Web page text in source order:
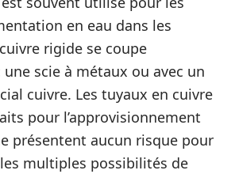
en eau dans les
rigide se coupe
scie à métaux ou avec un
cuivre. Les tuyaux en cuivre
pour l’approvisionnement
présentent aucun risque pour
multiples possibilités de